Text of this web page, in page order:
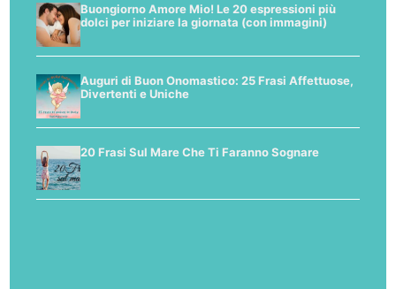
Buongiorno Amore Mio! Le 20 espressioni più
dolci per iniziare la giornata (con immagini)
Auguri di Buon Onomastico: 25 Frasi Affettuose,
Divertenti e Uniche
20 Frasi Sul Mare Che Ti Faranno Sognare